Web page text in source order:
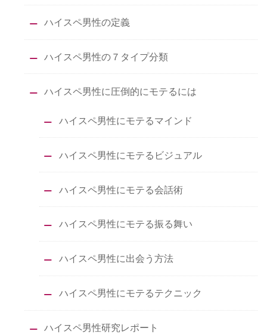
ハイスペ男性の定義
ハイスペ男性の７タイプ分類
ハイスペ男性に圧倒的にモテるには
ハイスペ男性にモテるマインド
ハイスペ男性にモテるビジュアル
ハイスペ男性にモテる会話術
ハイスペ男性にモテる振る舞い
ハイスペ男性に出会う方法
ハイスペ男性にモテるテクニック
ハイスペ男性研究レポート